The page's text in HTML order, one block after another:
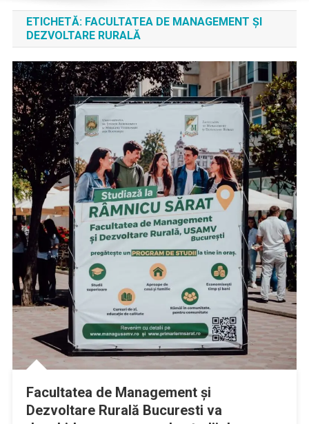
ETICHETĂ: FACULTATEA DE MANAGEMENT ȘI
DEZVOLTARE RURALĂ
Facultatea de Management și
Dezvoltare Rurală Bucuresti va